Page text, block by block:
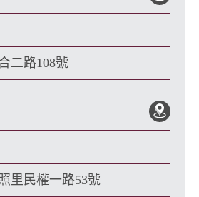
二路108號
里民權一路53號